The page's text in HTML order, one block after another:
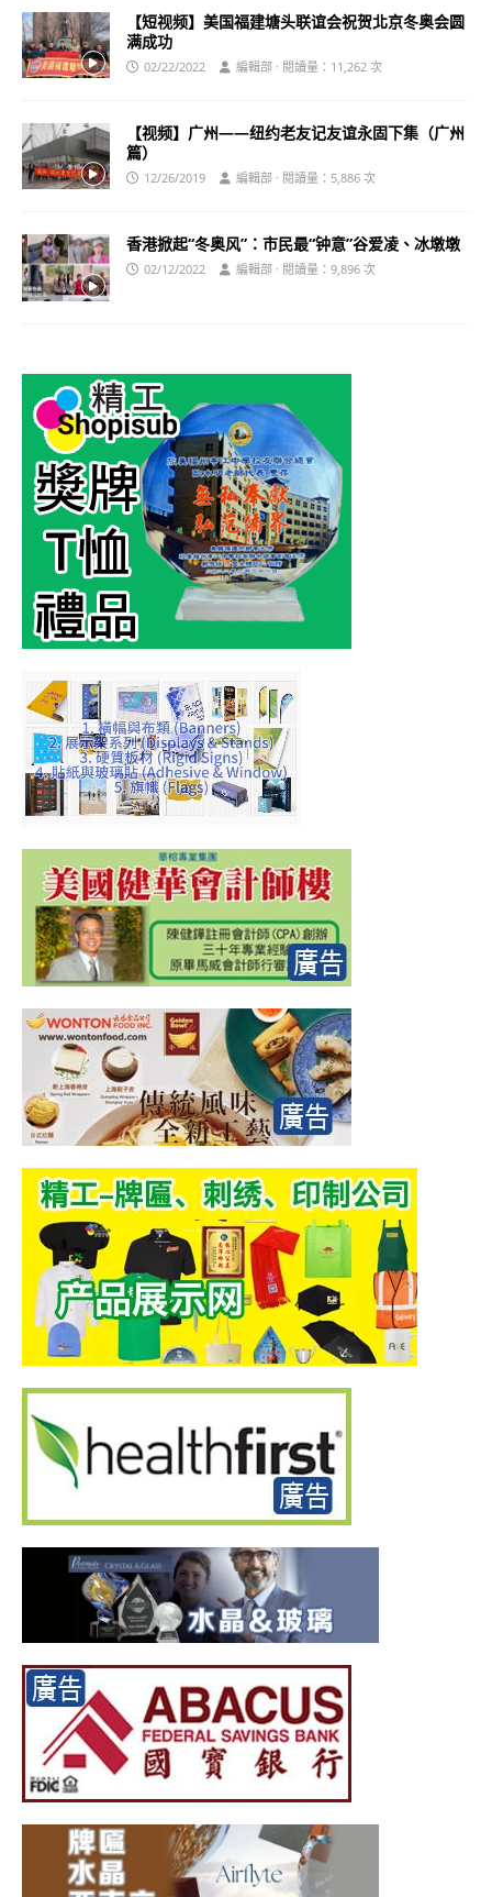
【短视频】美国福建塘头联谊会祝贺北京冬奥会圆
满成功
02/22/2022 編輯部 · 閱讀量：11,262 次
【视频】广州——纽约老友记友谊永固下集（广州
篇）
12/26/2019 編輯部 · 閱讀量：5,886 次
香港掀起“冬奥风”：市民最“钟意”谷爱凌、冰墩墩
02/12/2022 編輯部 · 閱讀量：9,896 次